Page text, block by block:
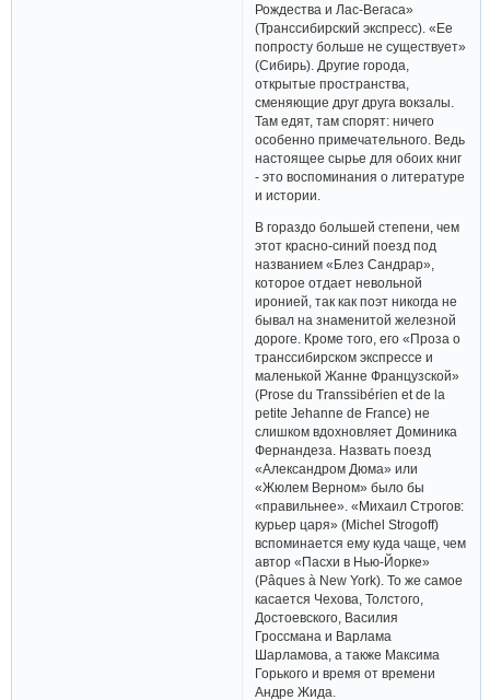
Рождества и Лас-Вегаса»
(Транссибирский экспресс). «Ее
попросту больше не существует»
(Сибирь). Другие города,
открытые пространства,
сменяющие друг друга вокзалы.
Там едят, там спорят: ничего
особенно примечательного. Ведь
настоящее сырье для обоих книг
- это воспоминания о литературе
и истории.
В гораздо большей степени, чем
этот красно-синий поезд под
названием «Блез Сандрар»,
которое отдает невольной
иронией, так как поэт никогда не
бывал на знаменитой железной
дороге. Кроме того, его «Проза о
транссибирском экспрессе и
маленькой Жанне Французской»
(Prose du Transsibérien et de la
petite Jehanne de France) не
слишком вдохновляет Доминика
Фернандеза. Назвать поезд
«Александром Дюма» или
«Жюлем Верном» было бы
«правильнее». «Михаил Строгов:
курьер царя» (Michel Strogoff)
вспоминается ему куда чаще, чем
автор «Пасхи в Нью-Йорке»
(Pâques à New York). То же самое
касается Чехова, Толстого,
Достоевского, Василия
Гроссмана и Варлама
Шарламова, а также Максима
Горького и время от времени
Андре Жида.